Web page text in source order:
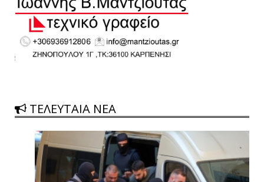
ΤΕΛΕΥΤΑΙΑ ΝΕΑ